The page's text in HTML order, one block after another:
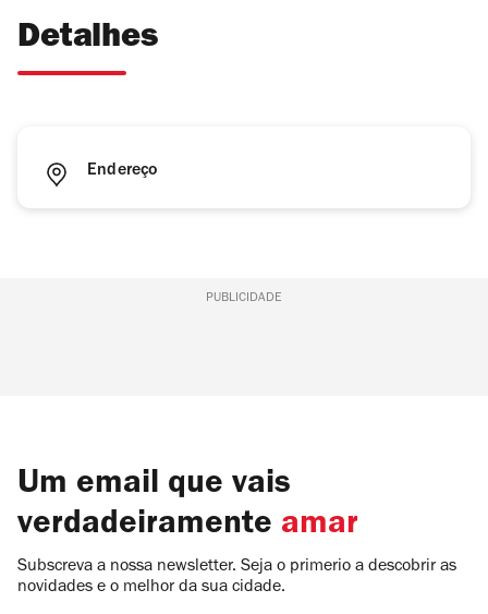
Detalhes
Endereço
PUBLICIDADE
Um email que vais
verdadeiramente amar
Subscreva a nossa newsletter. Seja o primerio a descobrir as
novidades e o melhor da sua cidade.